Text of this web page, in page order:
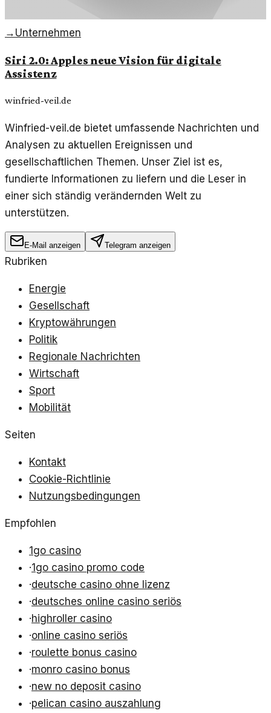
→ Unternehmen
Siri 2.0: Apples neue Vision für digitale
Assistenz
winfried-veil.de
Winfried-veil.de bietet umfassende Nachrichten und
Analysen zu aktuellen Ereignissen und
gesellschaftlichen Themen. Unser Ziel ist es,
fundierte Informationen zu liefern und die Leser in
einer sich ständig verändernden Welt zu
unterstützen.
E-Mail anzeigen Telegram anzeigen
Rubriken
Energie
Gesellschaft
Kryptowährungen
Politik
Regionale Nachrichten
Wirtschaft
Sport
Mobilität
Seiten
Kontakt
Cookie-Richtlinie
Nutzungsbedingungen
Empfohlen
1go casino
·1go casino promo code
·deutsche casino ohne lizenz
·deutsches online casino seriös
·highroller casino
·online casino seriös
·roulette bonus casino
·monro casino bonus
·new no deposit casino
·pelican casino auszahlung